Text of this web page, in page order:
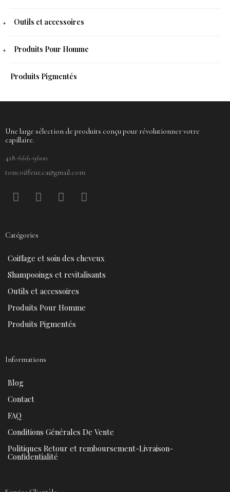
Outils et accessoires
Produits Pour Homme
Produits Pigmentés
Une large sélection de produits conçu pour révolutionner votre
capillaire.
418-666-9600
toncoiffeur.ca@gmail.com
F
a
b
o
o
k
P
i
e
e
s
t
Y
o
b
e
I
n
r
a
Catégories
Coiffage et soin des cheveux
Shampooings et revitalisants
Outils et accessoires
Produits Pour Homme
Produits Pigmentés
Informations
Blog
Contact
FAQ
Conditions Générales De Vente
Politiques Retour et remboursement-Livraison-
Confidentialité